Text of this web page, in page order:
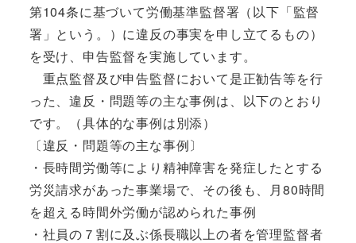
第104条に基づいて労働基準監督署（以下「監督
署」という。）に違反の事実を申し立てるもの）
を受け、申告監督を実施しています。
重点監督及び申告監督において是正勧告等を行
った、違反・問題等の主な事例は、以下のとおり
です。（具体的な事例は別添）
〔違反・問題等の主な事例〕
・長時間労働等により精神障害を発症したとする
労災請求があった事業場で、その後も、月80時間
を超える時間外労働が認められた事例
・社員の７割に及ぶ係長職以上の者を管理監督者